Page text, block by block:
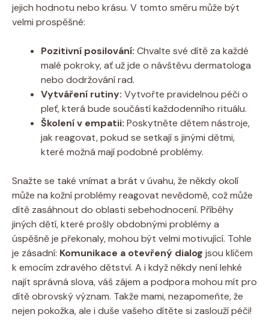
jejich hodnotu nebo krásu. V tomto směru může být
velmi prospěšné:
Pozitivní posilování: Chvalte své dítě za každé
malé pokroky, ať už jde o návštěvu dermatologa
nebo dodržování rad.
Vytváření rutiny: Vytvořte pravidelnou péči o
pleť, která bude součástí každodenního rituálu.
Školení v empatii: Poskytněte dětem nástroje,
jak reagovat, pokud se setkají s jinými dětmi,
které možná mají podobné problémy.
Snažte se také vnímat a brát v úvahu, že někdy okolí
může na kožní problémy reagovat nevědomě, což může
dítě zasáhnout do oblasti sebehodnocení. Příběhy
jiných dětí, které prošly obdobnými problémy a
úspěšně je překonaly, mohou být velmi motivující. Tohle
je zásadní: Komunikace a otevřený dialog jsou klíčem
k emocím zdravého dětství. A i když někdy není lehké
najít správná slova, váš zájem a podpora mohou mít pro
dítě obrovský význam. Takže mami, nezapomeňte, že
nejen pokožka, ale i duše vašeho dítěte si zaslouží péči!